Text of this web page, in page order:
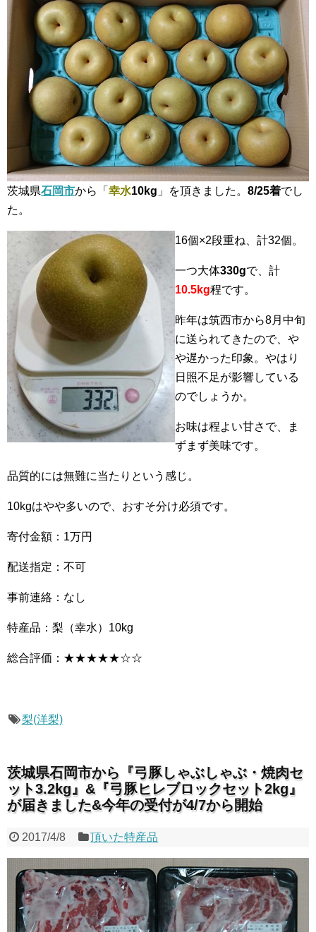
茨城県石岡市から「 幸水10kg 」を頂きました。 8/25着でし
た。
16個×2段重ね、計32個。
一つ大体330gで、計
10.5kg程です。
昨年は筑西市から8月中旬
に送られてきたので、や
や遅かった印象。やはり
日照不足が影響している
のでしょうか。
お味は程よい甘さで、ま
ずまず美味です。
品質的には無難に当たりという感じ。
10kgはやや多いので、おすそ分け必須です。
寄付金額：1万円
配送指定：不可
事前連絡：なし
特産品：梨（幸水）10kg
総合評価：★★★★★☆☆
梨(洋梨)
茨城県石岡市から『弓豚しゃぶしゃぶ・焼肉セ
ット3.2kg』&『弓豚ヒレブロックセット2kg』
が届きました&今年の受付が4/7から開始
2017/4/8 頂いた特産品